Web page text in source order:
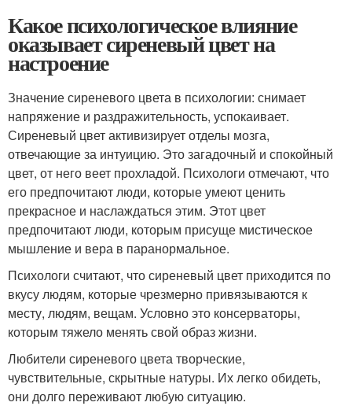
Какое психологическое влияние
оказывает сиреневый цвет на
настроение
Значение сиреневого цвета в психологии: снимает
напряжение и раздражительность, успокаивает.
Сиреневый цвет активизирует отделы мозга,
отвечающие за интуицию. Это загадочный и спокойный
цвет, от него веет прохладой. Психологи отмечают, что
его предпочитают люди, которые умеют ценить
прекрасное и наслаждаться этим. Этот цвет
предпочитают люди, которым присуще мистическое
мышление и вера в паранормальное.
Психологи считают, что сиреневый цвет приходится по
вкусу людям, которые чрезмерно привязываются к
месту, людям, вещам. Условно это консерваторы,
которым тяжело менять свой образ жизни.
Любители сиреневого цвета творческие,
чувствительные, скрытные натуры. Их легко обидеть,
они долго переживают любую ситуацию.